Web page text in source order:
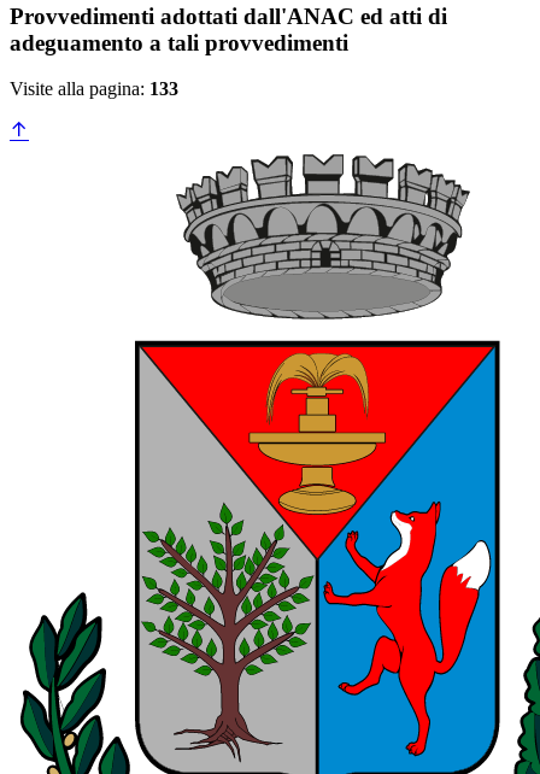
Provvedimenti adottati dall'ANAC ed atti di
adeguamento a tali provvedimenti
Visite alla pagina: 133